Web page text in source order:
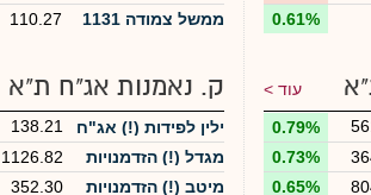
0.61%
עוד >
0.79%
0.73%
0.65%
ממשל צמודה 1131
110.27
ק. נאמנות אג"ח ת"א
ילין לפידות (!) אג"ח
פוטנציאל חברות ב
סיכון גבוה
138.21
מגדל (!) הזדמנויות
באג"ח חברות סיכון
1126.82
מיטב (!) הזדמנויות
352.30